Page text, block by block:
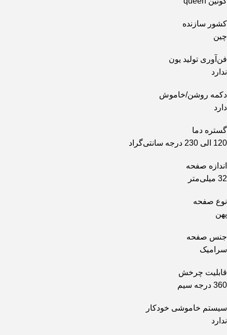
کشور سازنده
چین
فن‌آوری تولید یون
ندارد
دکمه روشن/خاموش
دارد
گستره دما
120 الی 230 درجه سانتی‌گراد
اندازه صفحه
32 میلی‌متر
نوع صفحه
پهن
جنس صفحه
سرامیک
قابلیت چرخش
360 درجه سیم
سیستم خاموشی خودکار
ندارد